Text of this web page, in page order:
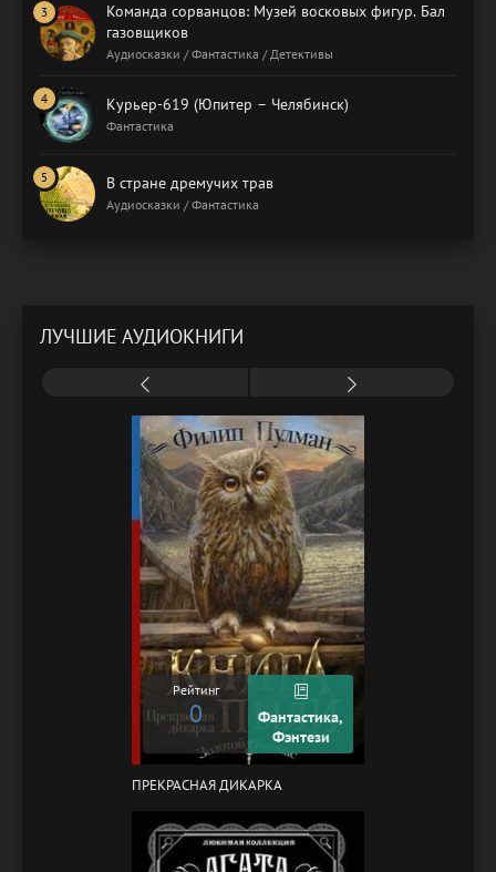
Команда сорванцов: Музей восковых фигур. Бал
газовщиков
Аудиосказки / Фантастика / Детективы
Курьер-619 (Юпитер – Челябинск)
Фантастика
В стране дремучих трав
Аудиосказки / Фантастика
ЛУЧШИЕ АУДИОКНИГИ
Рейтинг
0
Фантастика,
Фэнтези
ПРЕКРАСНАЯ ДИКАРКА